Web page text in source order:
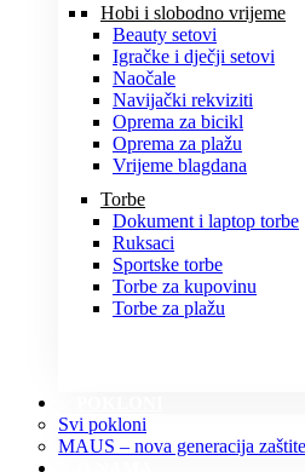
Hobi i slobodno vrijeme
Beauty setovi
Igračke i dječji setovi
Naočale
Navijački rekviziti
Oprema za bicikl
Oprema za plažu
Vrijeme blagdana
Torbe
Dokument i laptop torbe
Ruksaci
Sportske torbe
Torbe za kupovinu
Torbe za plažu
Svi pokloni
MAUS – nova generacija